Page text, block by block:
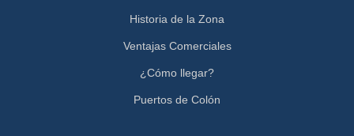
Historia de la Zona
Ventajas Comerciales
¿Cómo llegar?
Puertos de Colón